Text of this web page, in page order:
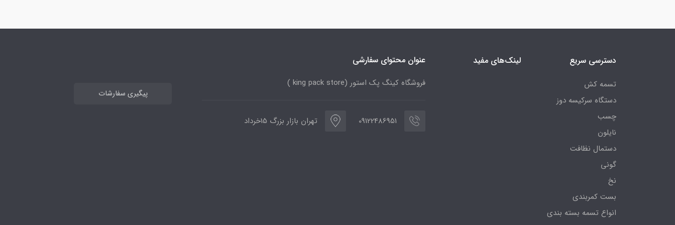
دسترسی سریع
تسمه کش
دستگاه سرکیسه دوز
چسب
نایلون
دستمال نظافت
گونی
نخ
بست کمربندی
انواع تسمه بسته بندی
لینک‌های مفید عنوان محتوای سفارشی
فروشگاه کینگ پک استور (king pack store )
09122486951 تهران بازار بزرگ 15خرداد
پیگیری سفارشات